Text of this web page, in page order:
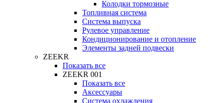
Колодки тормозные
Топливная система
Система выпуска
Рулевое управление
Кондиционирование и отопление
Элементы задней подвески
ZEEKR
Показать все
ZEEKR 001
Показать все
Аксессуары
Система охлаждения